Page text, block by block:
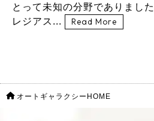
とって未知の分野でありまし
レジアス...
Read More
オートギャラクシーHOME